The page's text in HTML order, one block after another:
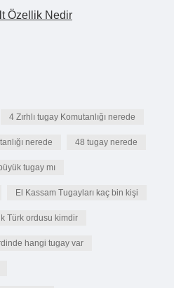
Özellik Nedir
4 Zırhlı tugay Komutanlığı nerede
nerede 48 tugay nerede
tugay mı
El Kassam Tugayları kaç bin kişi
İlk Türk ordusu kimdir
hangi tugay var